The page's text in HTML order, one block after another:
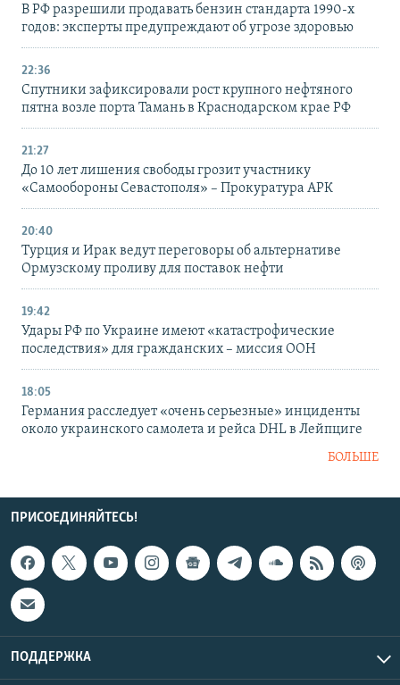
В РФ разрешили продавать бензин стандарта 1990-х
годов: эксперты предупреждают об угрозе здоровью
22:36
Спутники зафиксировали рост крупного нефтяного
пятна возле порта Тамань в Краснодарском крае РФ
21:27
До 10 лет лишения свободы грозит участнику
«Самообороны Севастополя» – Прокуратура АРК
20:40
Турция и Ирак ведут переговоры об альтернативе
Ормузскому проливу для поставок нефти
19:42
Удары РФ по Украине имеют «катастрофические
последствия» для гражданских – миссия ООН
18:05
Германия расследует «очень серьезные» инциденты
около украинского самолета и рейса DHL в Лейпциге
БОЛЬШЕ
ПРИСОЕДИНЯЙТЕСЬ!
ПОДДЕРЖКА